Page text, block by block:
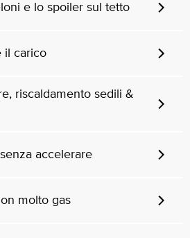
e lo spoiler sul tetto
il carico
riscaldamento sedili &
accelerare
molto gas